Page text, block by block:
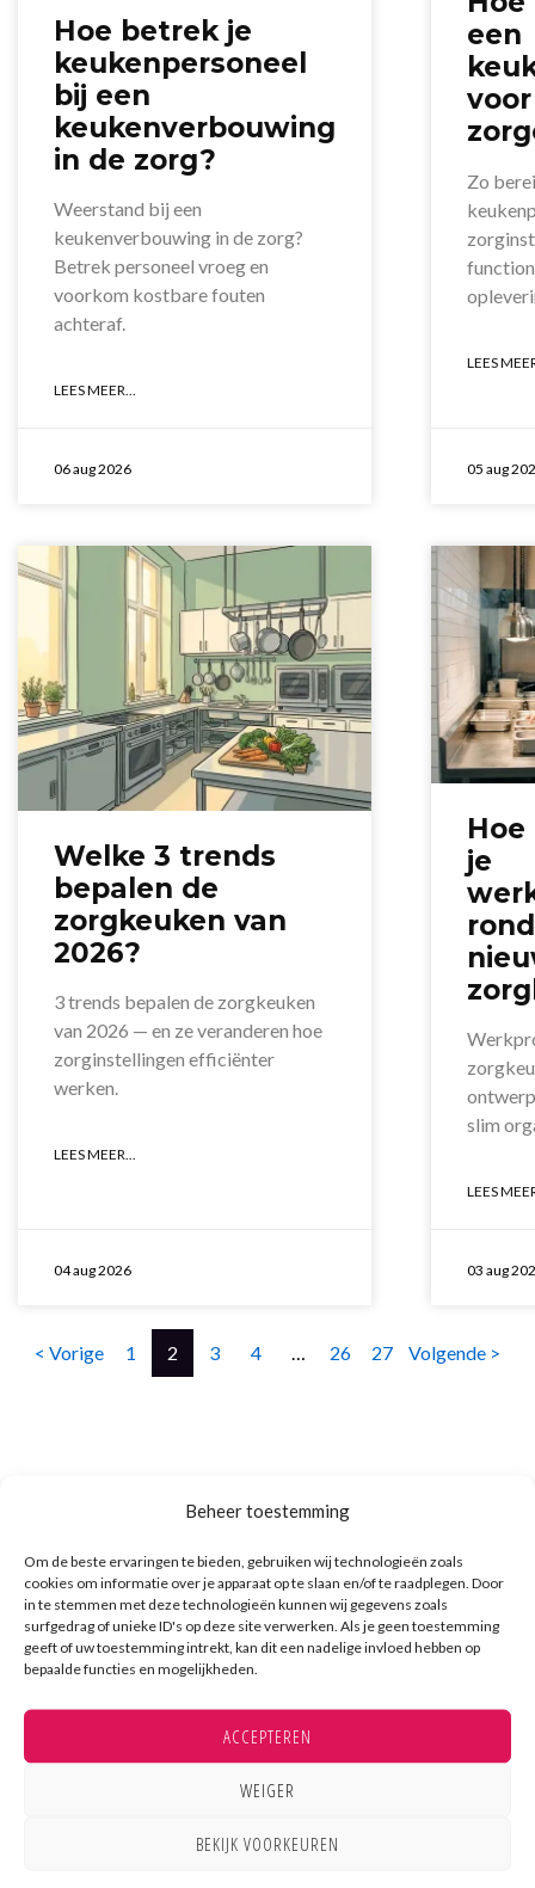
Beheer toestemming
Om de beste ervaringen te bieden, gebruiken wij technologieën zoals
cookies om informatie over je apparaat op te slaan en/of te raadplegen. Door
in te stemmen met deze technologieën kunnen wij gegevens zoals
surfgedrag of unieke ID's op deze site verwerken. Als je geen toestemming
geeft of uw toestemming intrekt, kan dit een nadelige invloed hebben op
bepaalde functies en mogelijkheden.
ACCEPTEREN
WEIGER
BEKIJK VOORKEUREN
Hoe betrek je
keukenpersoneel
bij een
keukenverbouwing
in de zorg?
Weerstand bij een
keukenverbouwing in de zorg?
Betrek personeel vroeg en
voorkom kostbare fouten
achteraf.
LEES MEER...
06 aug 2026
een
Zo
LEES
05 aug
Welke 3 trends
bepalen de
zorgkeuken van
2026?
3 trends bepalen de zorgkeuken
van 2026 — en ze veranderen hoe
zorginstellingen efficiënter
werken.
LEES MEER...
04 aug 2026
je
slim
LEES
03 aug
Berichten
< Vorige 1 2 3 4 … 26 27 Volgende >
Over ons
Kampri staat voor topkwaliteit in grootkeukens
voor met name zorg- en onderwijsinstellingen. Ook
voor horeca en bedrijven bieden we maatwerk
grootkeukens en apparatuur. Door vele jaren
ervaring in het adviseren, produceren en plaatsen
keuken voor het beste resultaat.